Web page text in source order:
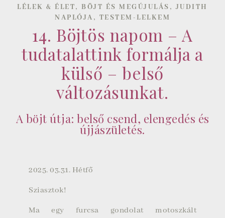
LÉLEK & ÉLET,BÖJT ÉS MEGÚJULÁS ,JUDITH
NAPLÓJA , TESTEM-LELKEM
14. Böjtös napom – A
tudatalattink formálja a
külső – belső
változásunkat.
A böjt útja: belső csend, elengedés és
újjászületés.
2025. 03.31. Hétfő
Sziasztok!
Ma egy furcsa gondolat motoszkált